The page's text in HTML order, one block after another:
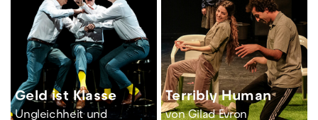
Geld ist Klasse
Ungleichheit und
Terribly Human
von Gilad Evron